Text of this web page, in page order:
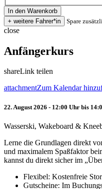
Spare
close
Anfängerkurs
shareLink teilen
attachmentZum Kalendar
22. August 2026 - 12:00 Uhr bis
Wasserski, Wakeboard &
Lerne die Grundlagen direkt
und maximalem Spaßfaktor
kannst du direkt sicher im
Flexibel: Kostenfreie
Gutscheine: Im